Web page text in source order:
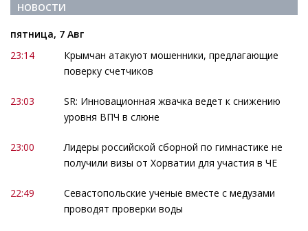
НОВОСТИ
пятница, 7 Авг
23:14
Крымчан атакуют мошенники, предлагающие
поверку счетчиков
23:03
SR: Инновационная жвачка ведет к снижению
уровня ВПЧ в слюне
23:00
Лидеры российской сборной по гимнастике не
получили визы от Хорватии для участия в ЧЕ
22:49
Севастопольские ученые вместе с медузами
проводят проверки воды